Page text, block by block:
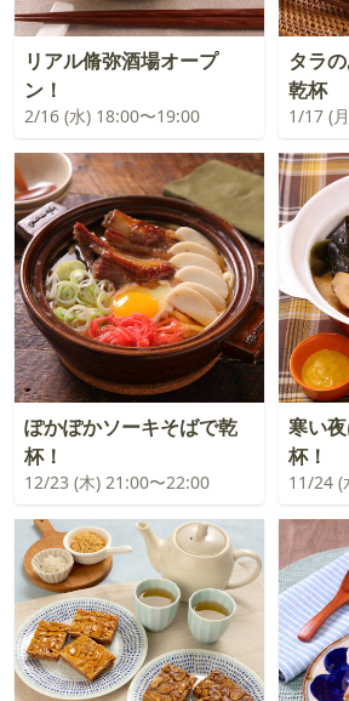
リアル脩弥酒場オープ
ン！
2/16 (水) 18:00〜19:00
タラ
乾杯
1/17 (
ぽかぽかソーキそばで乾
杯！
12/23 (木) 21:00〜22:00
寒い
杯！
11/24 (